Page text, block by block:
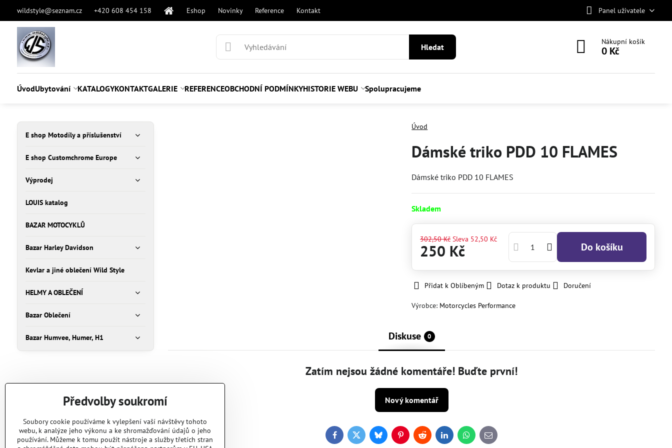
wildstyle@seznam.cz +420 608 454 158 Eshop Novinky Reference Kontakt Panel uživatele
Hledat
Nákupní košík
0 Kč
ÚvodUbytování KATALOGYKONTAKTGALERIE REFERENCEOBCHODNÍ PODMÍNKYHISTORIE WEBU Spolupracujeme
Úvod
Dámské triko PDD 10 FLAMES
Dámské triko PDD 10 FLAMES
Skladem
302,50 Kč Sleva 52,50 Kč
250 Kč Do košíku
Přidat k Oblíbeným Dotaz k produktu Doručení
Výrobce: Motorcycles Performance
Diskuse 0
Zatím nejsou žádné komentáře! Buďte první!
Nový komentář
FacebookTwitterBlueskyPinterestRedditLinkedInWhatsApp
E-
E shop Motodíly a příslušenství
E shop Customchrome Europe
Výprodej
LOUIS katalog
BAZAR MOTOCYKLŮ
Bazar Harley Davidson
Kevlar a jiné oblečení Wild Style
HELMY A OBLEČENÍ
Bazar Oblečení
Bazar Humvee, Humer, H1
Předvolby soukromí
Soubory cookie používáme k vylepšení vaší návštěvy tohoto
webu, k analýze jeho výkonu a ke shromažďování údajů o jeho
používání. Můžeme k tomu použít nástroje a služby třetích stran